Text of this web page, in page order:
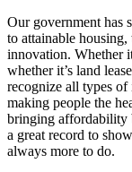
Our government has
to attainable
innovation. Whether
whether it’s land
recognize all types
making people the
bringing affordability
a great record to
always more to do.